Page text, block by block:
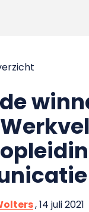
, 14 juli 2021